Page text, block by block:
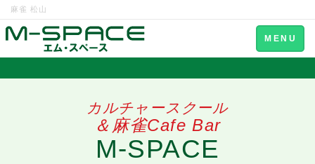
麻雀 松山
Toggle
navigation
MENU
カルチャースクール
＆麻雀Cafe Bar
M-SPACE